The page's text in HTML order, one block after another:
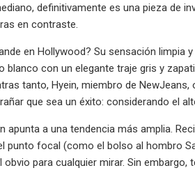
definitivamente es una pieza de
en contraste.
en Hollywood? Su sensación
blanco con un elegante traje gris y
tanto, Hyein, miembro de
que sea un éxito: considerando el
apunta a una tendencia más amplia.
punto focal (como el bolso al hombro
para cualquier mirar. Sin